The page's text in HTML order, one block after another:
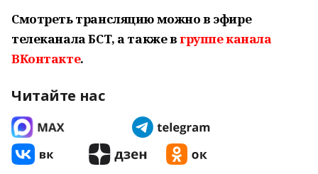
Смотреть трансляцию можно в эфире
телеканала БСТ, а также вгруппе канала
ВКонтакте.
Читайте нас